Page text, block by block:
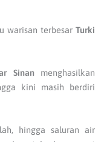
warisan terbesar Turki
Sinanmenghasilkan
kini masih berdiri
hingga saluran air